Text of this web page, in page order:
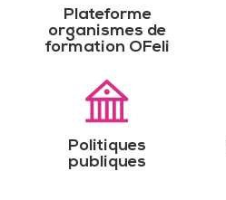
Plateforme
organismes de
formation OFeli
Politiques
publiques